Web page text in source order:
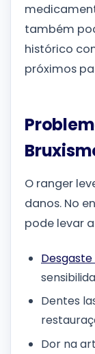
também
histórico
próximos
O ranger
danos. No
pode levar
Dentes
Dor na